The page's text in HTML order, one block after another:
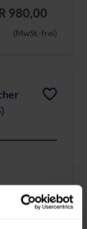
980,00
(MwSt.-frei)